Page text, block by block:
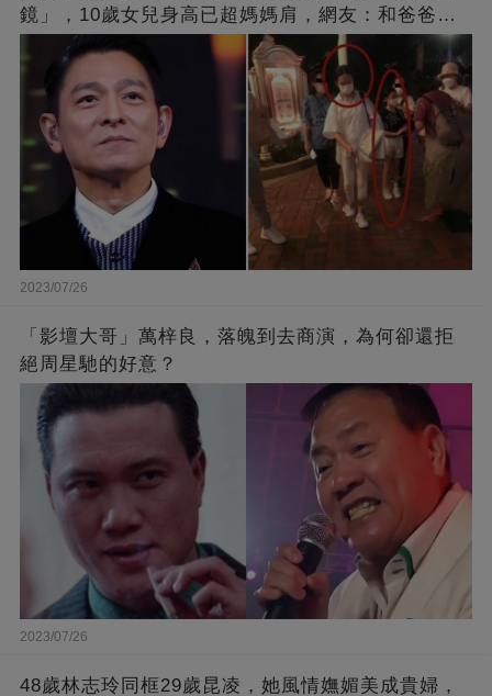
鏡」，10歲女兒身高已超媽媽肩，網友：和爸爸劉
德華長相十分相似
2023/07/26
「影壇大哥」萬梓良，落魄到去商演，為何卻還拒
絕周星馳的好意？
2023/07/26
48歲林志玲同框29歲昆凌，她風情嫵媚美成貴婦，